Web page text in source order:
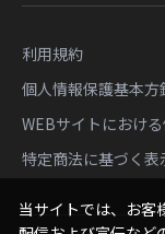
利用規約
個人情報保護基本方
WEBサイトにおけ
特定商法に基づく表
当サイトでは、お客